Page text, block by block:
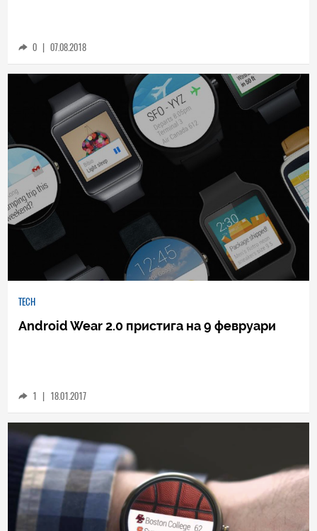
0 | 07.08.2018
TECH
Android Wear 2.0 пристига на 9 февруари
1 | 18.01.2017